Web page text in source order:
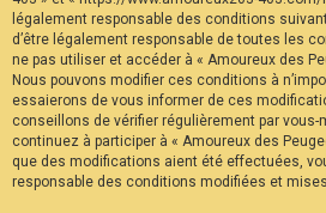
p
t
o
n
F
A
Q
légalement responsable des conditions
d’être légalement responsable de toutes les
ne pas utiliser et accéder à « Amoureux des
Nous pouvons modifier ces conditions à
essaierons de vous informer de ces
conseillons de vérifier régulièrement par vous-
continuez à participer à « Amoureux des
que des modifications aient été effectuées,
responsable des conditions modifiées et